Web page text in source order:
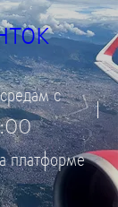
с
платформе